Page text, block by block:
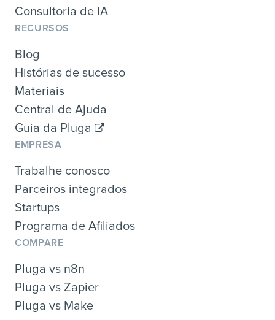
Consultoria de IA
RECURSOS
Blog
Histórias de sucesso
Materiais
Central de Ajuda
Guia da Pluga
EMPRESA
Trabalhe conosco
Parceiros integrados
Startups
Programa de Afiliados
COMPARE
Pluga vs n8n
Pluga vs Zapier
Pluga vs Make